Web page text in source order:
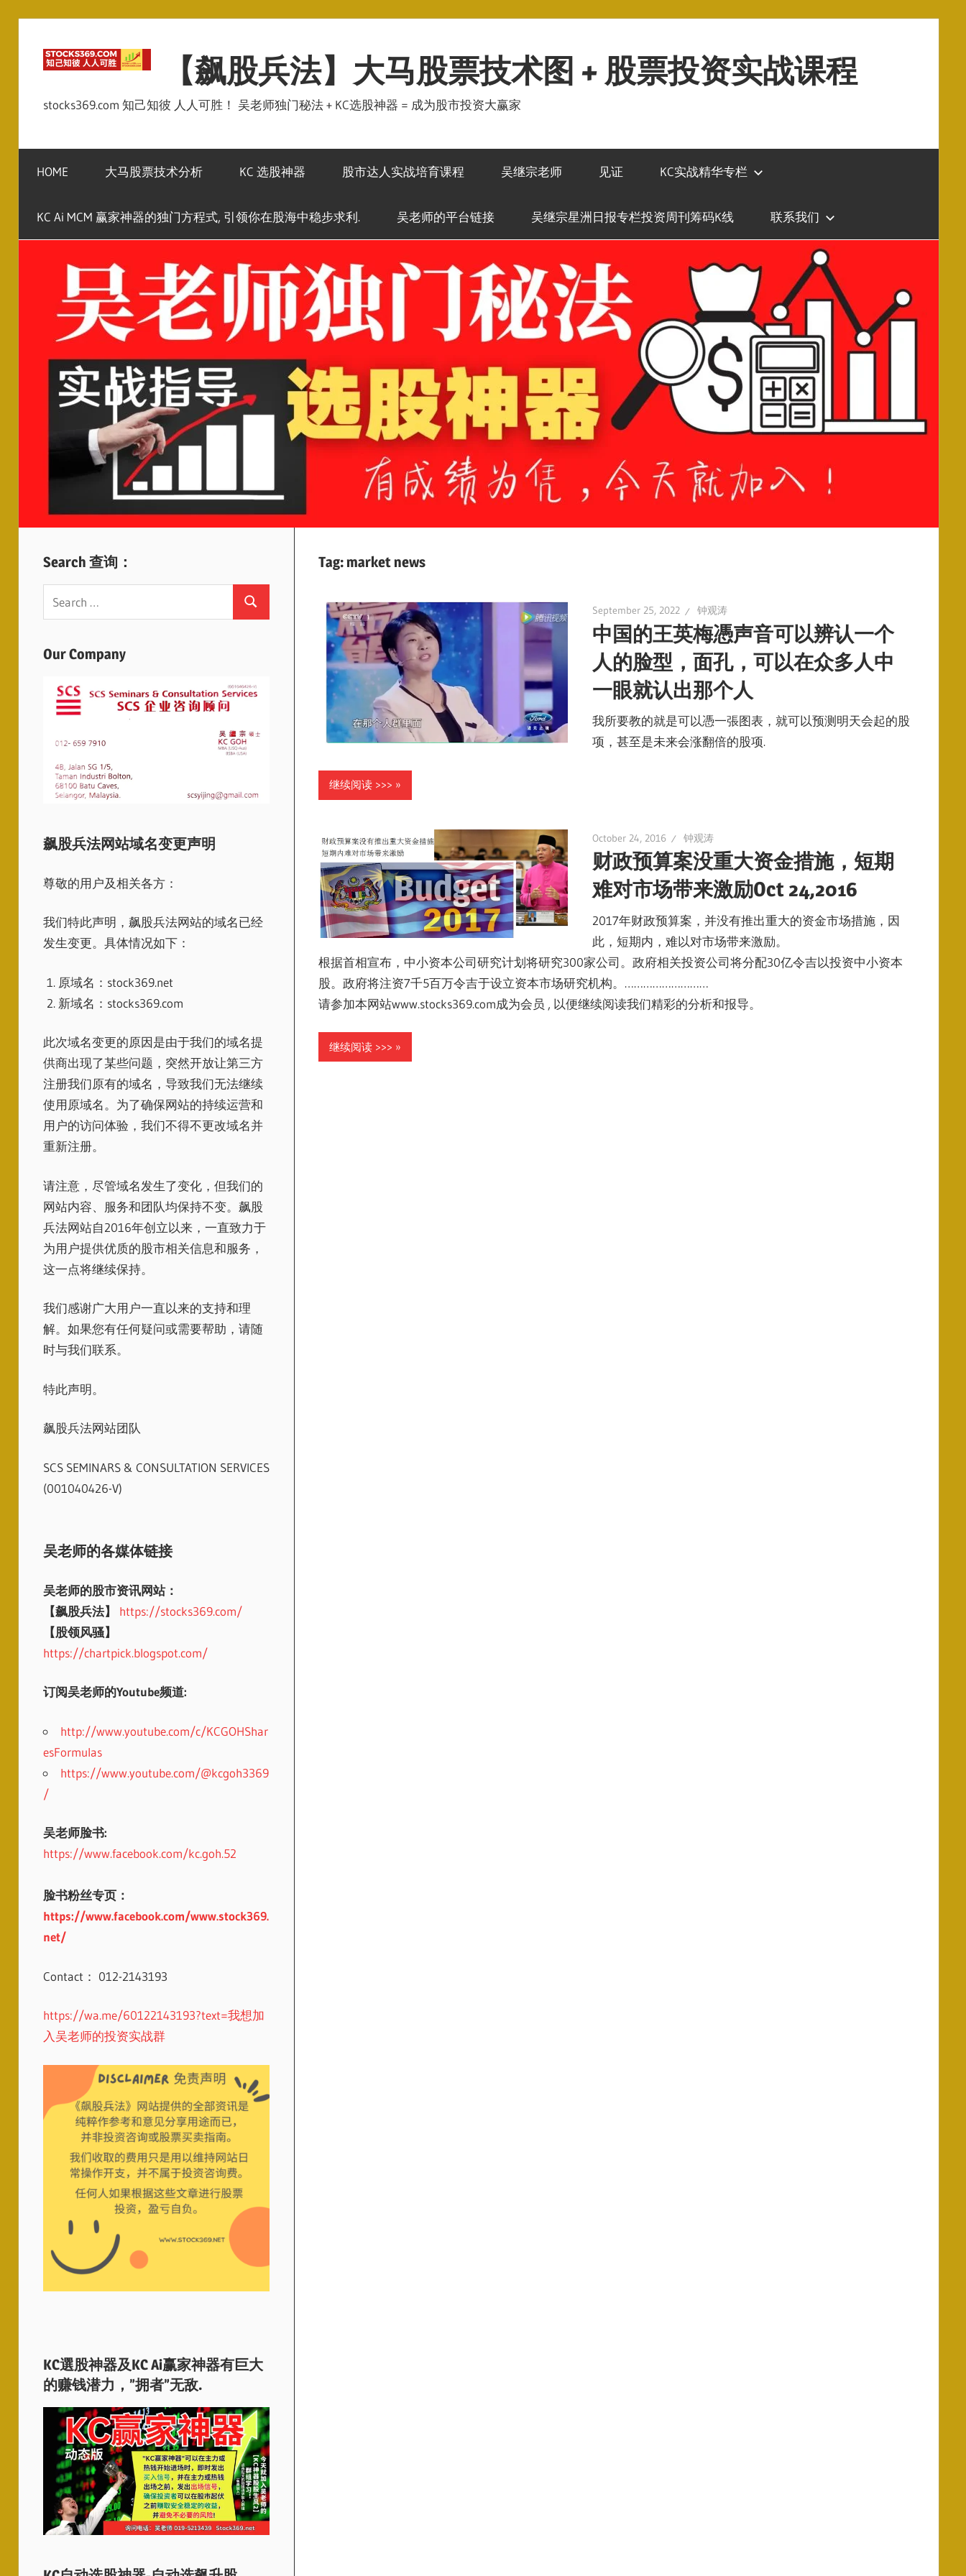
content
【飙股兵法】大马股票技术图 + 股票投资实战课程
stocks369.com 知己知彼 人人可胜！ 吴老师独门秘法 + KC选股神器 = 成为股市投资大赢家
HOME 大马股票技术分析 KC 选股神器 股市达人实战培育课程 吴继宗老师 见证 KC实战精华专栏
KC Ai MCM 赢家神器的独门方程式, 引领你在股海中稳步求利. 吴老师的平台链接 吴继宗星洲日报专栏投资周刊筹码K线 联系我们
Tag:market news
September 25, 2022 钟观涛
中国的王英梅憑声音可以辨认一个
人的脸型，面孔，可以在众多人中
一眼就认出那个人
我所要教的就是可以憑一張图表，就可以预测明天会起的股
项，甚至是未来会涨翻倍的股项.
继续阅读 >>>
October 24, 2016 钟观涛
财政预算案没重大资金措施，短期
难对市场带来激励Oct 24,2016
2017年财政预算案，并没有推出重大的资金市场措施，因
此，短期内，难以对市场带来激励。
根据首相宣布，中小资本公司研究计划将研究300家公司。政府相关投资公司将分配30亿令吉以投资中小资本
股。政府将注资7千5百万令吉于设立资本市场研究机构。………………………
请参加本网站www.stocks369.com成为会员 , 以便继续阅读我们精彩的分析和报导。
继续阅读 >>>
Search 查询：
Search
Our Company
飙股兵法网站域名变更声明
尊敬的用户及相关各方：
我们特此声明，飙股兵法网站的域名已经
发生变更。具体情况如下：
原域名：stock369.net
新域名：stocks369.com
此次域名变更的原因是由于我们的域名提
供商出现了某些问题，突然开放让第三方
注册我们原有的域名，导致我们无法继续
使用原域名。为了确保网站的持续运营和
用户的访问体验，我们不得不更改域名并
重新注册。
请注意，尽管域名发生了变化，但我们的
网站内容、服务和团队均保持不变。飙股
兵法网站自2016年创立以来，一直致力于
为用户提供优质的股市相关信息和服务，
这一点将继续保持。
我们感谢广大用户一直以来的支持和理
解。如果您有任何疑问或需要帮助，请随
时与我们联系。
特此声明。
飙股兵法网站团队
SCS SEMINARS & CONSULTATION SERVICES
(001040426-V)
吴老师的各媒体链接
吴老师的股市资讯网站：
【飙股兵法】
https://stocks369.com/
【股领风骚】
https://chartpick.blogspot.com/
订阅吴老师的Youtube频道:
http://www.youtube.com/c/KCGOHShar
esFormulas
https://www.youtube.com/@kcgoh3369
/
吴老师脸书:
https://www.facebook.com/kc.goh.52
脸书粉丝专页：
https://www.facebook.com/www.stock369.
net/
Contact： 012-2143193
https://wa.me/60122143193?text=我想加
入吴老师的投资实战群
KC選股神器及KC Ai赢家神器有巨大
的赚钱潜力，”拥者”无敌.